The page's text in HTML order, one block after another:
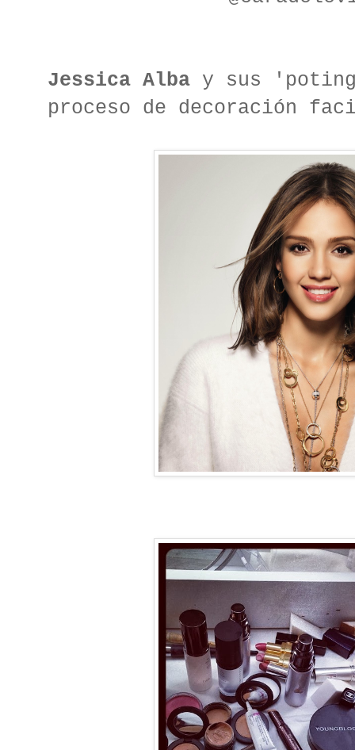
Jessica Alba y sus
proceso de decoración